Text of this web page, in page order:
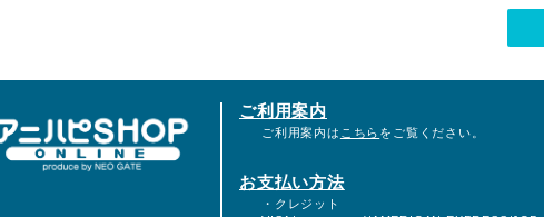
ご利用案内
ご利用案内は こちら をご覧ください。
お支払い方法
・クレジット